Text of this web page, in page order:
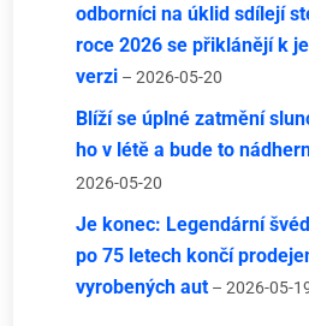
odborníci na úklid sdílejí
roce 2026 se přiklánějí k
verzi – 2026-05-20
Blíží se úplné zatmění
ho v létě a bude to
2026-05-20
Je konec: Legendární
po 75 letech končí
vyrobených aut – 2026-05-